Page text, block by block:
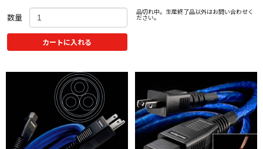
数量
カートに入れる
品切れ中。生産終了品以外はお問い合わせく
ださい。